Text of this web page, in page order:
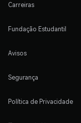
Carreiras
Fundação Estudantil
Avisos
Segurança
Política de Privacidade